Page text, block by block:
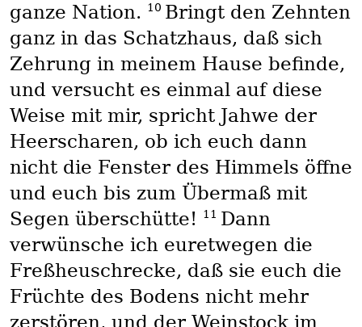
ganze Nation. 10 Bringt den Zehnten
ganz in das Schatzhaus, daß sich
Zehrung in meinem Hause befinde,
und versucht es einmal auf diese
Weise mit mir, spricht Jahwe der
Heerscharen, ob ich euch dann
nicht die Fenster des Himmels öffne
und euch bis zum Übermaß mit
Segen überschütte!
11 Dann
verwünsche ich euretwegen die
Freßheuschrecke, daß sie euch die
Früchte des Bodens nicht mehr
zerstören, und der Weinstock im